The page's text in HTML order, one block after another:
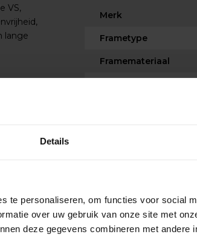
Details
te personaliseren, om functies voor social
over uw gebruik van onze site met
deze gegevens combineren met andere
VS,
lange
rijhouding
is of
hebt op
Alle
Merk
Frametype
Framemateriaal
Stuur